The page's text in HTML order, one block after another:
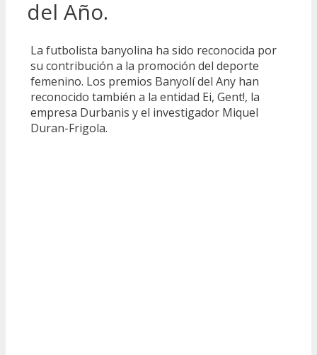
del Año.
La futbolista banyolina ha sido reconocida por
su contribución a la promoción del deporte
femenino. Los premios Banyolí del Any han
reconocido también a la entidad Ei, Gent!, la
empresa Durbanis y el investigador Miquel
Duran-Frigola.